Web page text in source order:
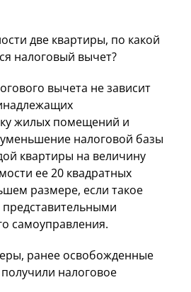
две квартиры, по какой
налоговый вычет?
вычета не зависит
жилых помещений и
налоговой базы
квартиры на величину
ее 20 квадратных
размере, если такое
самоуправления.
ранее освобожденные
налоговое